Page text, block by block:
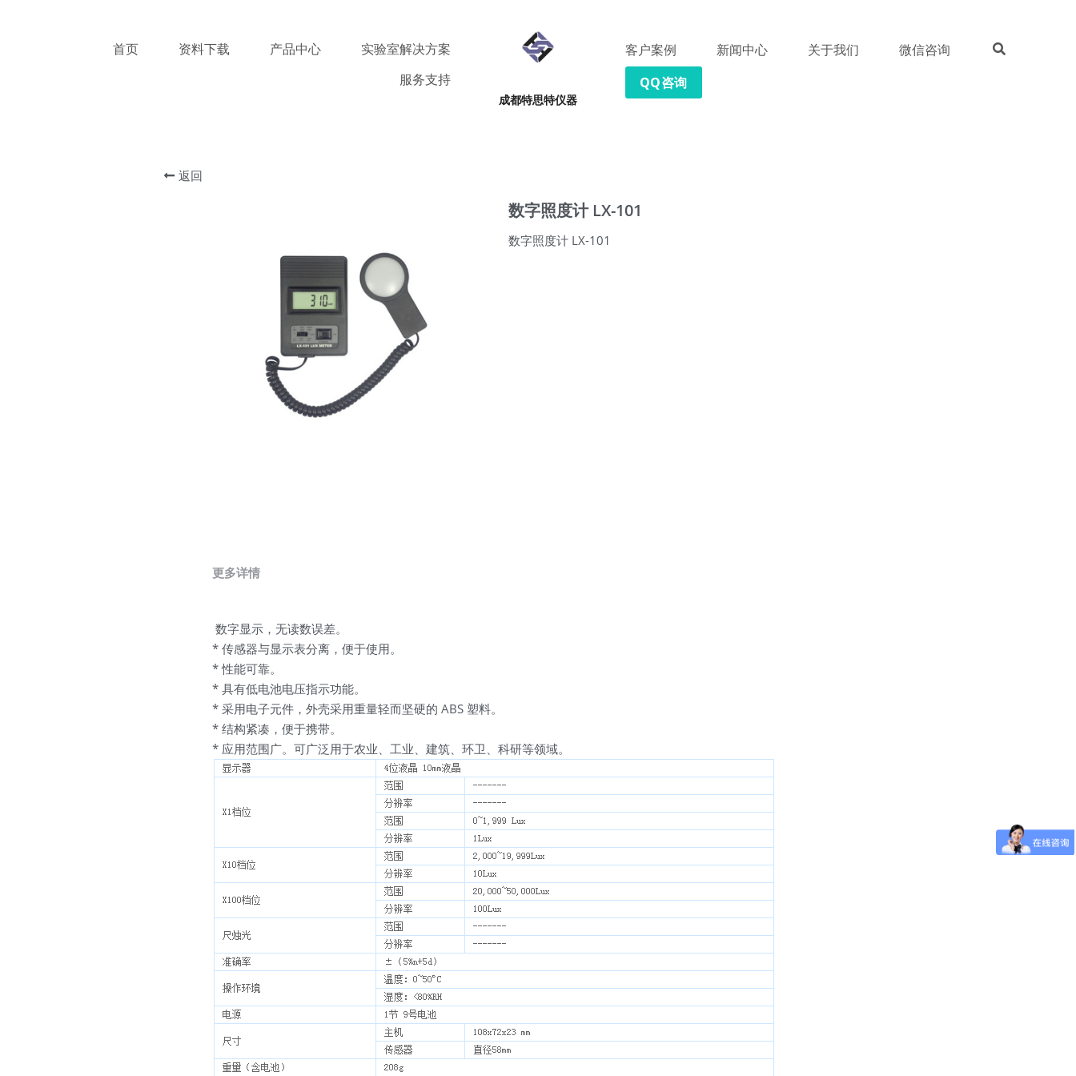
首页 资料下载 产品中心
实验室解决方案
服务支持
成都特思特仪器
客户案例 新闻中心 关于我们
微信咨询
QQ咨询
返回
数字照度计 LX-101
数字照度计 LX-101
更多详情
数字显示，无读数误差。
* 传感器与显示表分离，便于使用。
* 性能可靠。
* 具有低电池电压指示功能。
* 采用电子元件，外壳采用重量轻而坚硬的 ABS 塑料。
* 结构紧凑，便于携带。
* 应用范围广。可广泛用于农业、工业、建筑、环卫、科研等领域。